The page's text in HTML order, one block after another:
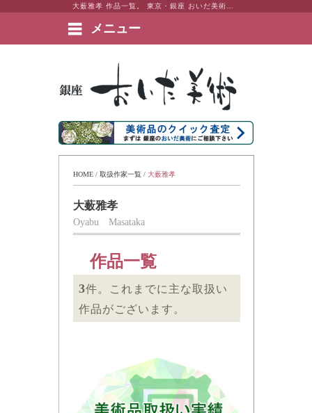
メニュー
絵画など美術品の販売と買取 | 東京・銀座 おいだ美術
HOME / 取扱作家一覧 / 大薮雅孝
大薮雅孝
Oyabu Masataka
作品一覧
3件。これまでに主な取扱い
作品がございます。